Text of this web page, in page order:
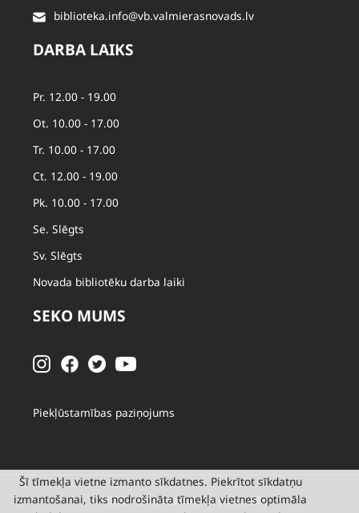
biblioteka.info@vb.valmierasnovads.lv
DARBA LAIKS
Pr. 12.00 - 19.00
Ot. 10.00 - 17.00
Tr. 10.00 - 17.00
Ct. 12.00 - 19.00
Pk. 10.00 - 17.00
Se. Slēgts
Sv. Slēgts
Novada bibliotēku darba laiki
SEKO MUMS
Piekļūstamības paziņojums
© 2026 Valmieras novada pašvaldība
Šī tīmekļa vietne izmanto sīkdatnes. Piekrītot sīkdatņu
izmantošanai, tiks nodrošināta tīmekļa vietnes optimāla